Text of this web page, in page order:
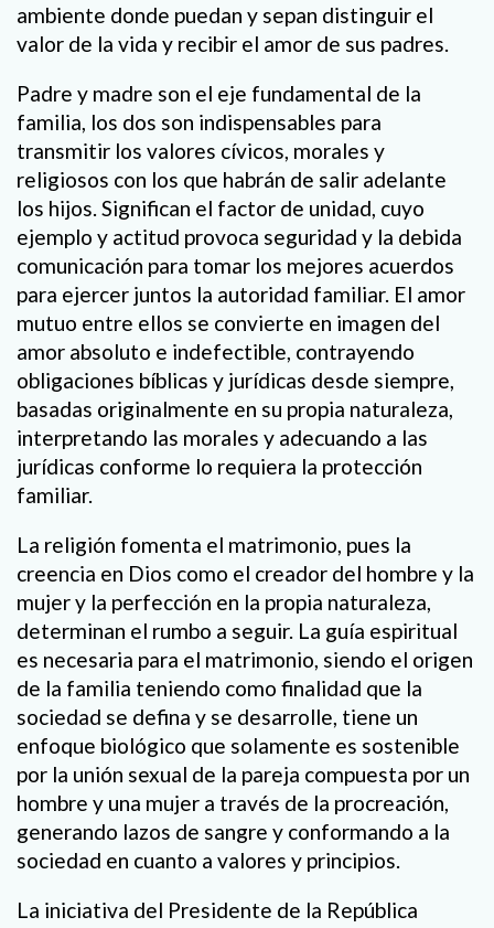
ambiente donde puedan y sepan distinguir el
valor de la vida y recibir el amor de sus padres.
Padre y madre son el eje fundamental de la
familia, los dos son indispensables para
transmitir los valores cívicos, morales y
religiosos con los que habrán de salir adelante
los hijos. Significan el factor de unidad, cuyo
ejemplo y actitud provoca seguridad y la debida
comunicación para tomar los mejores acuerdos
para ejercer juntos la autoridad familiar. El amor
mutuo entre ellos se convierte en imagen del
amor absoluto e indefectible, contrayendo
obligaciones bíblicas y jurídicas desde siempre,
basadas originalmente en su propia naturaleza,
interpretando las morales y adecuando a las
jurídicas conforme lo requiera la protección
familiar.
La religión fomenta el matrimonio, pues la
creencia en Dios como el creador del hombre y la
mujer y la perfección en la propia naturaleza,
determinan el rumbo a seguir. La guía espiritual
es necesaria para el matrimonio, siendo el origen
de la familia teniendo como finalidad que la
sociedad se defina y se desarrolle, tiene un
enfoque biológico que solamente es sostenible
por la unión sexual de la pareja compuesta por un
hombre y una mujer a través de la procreación,
generando lazos de sangre y conformando a la
sociedad en cuanto a valores y principios.
La iniciativa del Presidente de la República